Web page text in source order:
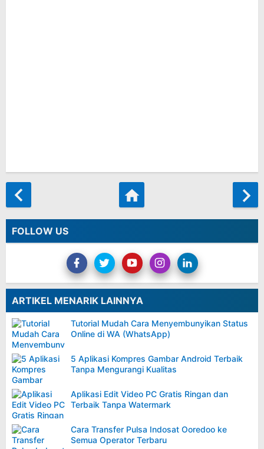
FOLLOW US
ARTIKEL MENARIK LAINNYA
Tutorial Mudah Cara Menyembunyikan Status
Online di WA (WhatsApp)
5 Aplikasi Kompres Gambar Android Terbaik
Tanpa Mengurangi Kualitas
Aplikasi Edit Video PC Gratis Ringan dan
Terbaik Tanpa Watermark
Cara Transfer Pulsa Indosat Ooredoo ke
Semua Operator Terbaru